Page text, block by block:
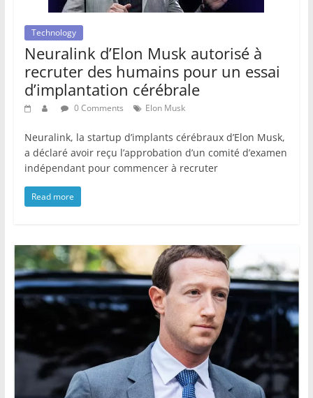
Technology
Neuralink d’Elon Musk autorisé à
recruter des humains pour un essai
d’implantation cérébrale
0 Comments Elon Musk
Neuralink, la startup d’implants cérébraux d’Elon Musk,
a déclaré avoir reçu l’approbation d’un comité d’examen
indépendant pour commencer à recruter
Read more